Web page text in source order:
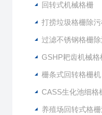
回转式机械格栅
打捞垃圾格栅除
过滤不锈钢格栅
GSHP耙齿机械
栅条式回转格栅机
CASS生化池细格栅
养殖场回转式格